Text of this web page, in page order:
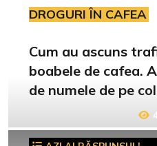
DROGURI ÎN CAFEA
Cum au ascuns
boabele de cafea.
de numele de pe